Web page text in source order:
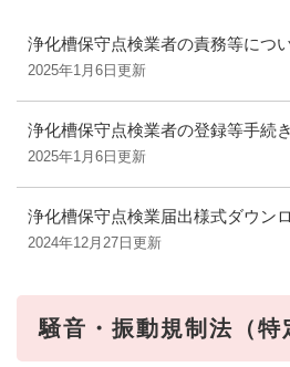
浄化槽保守点検業者の責務等につ
2025年1月6日更新
浄化槽保守点検業者の登録等手続
2025年1月6日更新
浄化槽保守点検業届出様式ダウン
2024年12月27日更新
騒音・振動規制法（特